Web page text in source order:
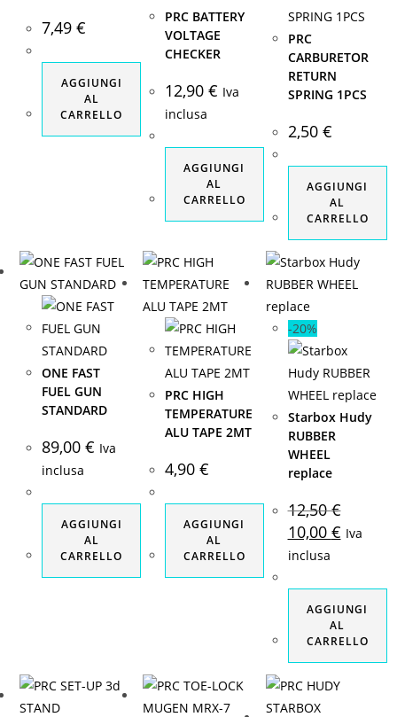
7,49€
AGGIUNGI
AL
CARRELLO
PRC BATTERY
VOLTAGE
CHECKER
12,90 € Iva
inclusa
AGGIUNGI
AL
CARRELLO
PRC
CARBURETOR
RETURN
SPRING 1PCS
2,50 €
AGGIUNGI
AL
CARRELLO
ONE FAST
FUEL GUN
STANDARD
89,00€ Iva
inclusa
AGGIUNGI
AL
CARRELLO
PRC HIGH
TEMPERATURE
ALU TAPE 2MT
4,90 €
AGGIUNGI
AL
CARRELLO
-20%
Starbox Hudy
RUBBER
WHEEL
replace
12,50€
Il
prezzo
originale
era:
10,00 €Il
prezzo
Iva
inclusa
AGGIUNGI
AL
CARRELLO